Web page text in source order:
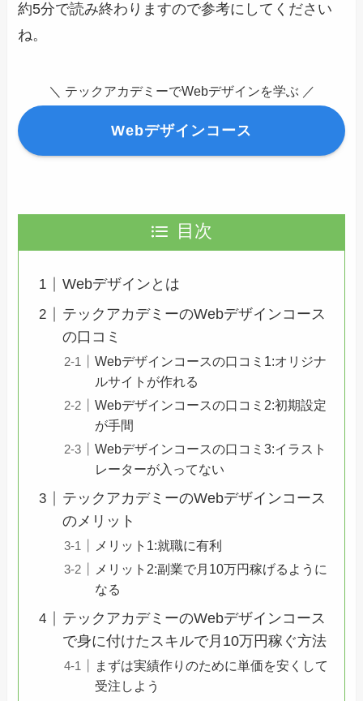
約5分で読み終わりますので参考にしてください
ね。
＼ テックアカデミーでWebデザインを学ぶ ／
Webデザインコース
目次
Webデザインとは
テックアカデミーのWebデザインコース
の口コミ
Webデザインコースの口コミ1:オリジナ
ルサイトが作れる
Webデザインコースの口コミ2:初期設定
が手間
Webデザインコースの口コミ3:イラスト
レーターが入ってない
テックアカデミーのWebデザインコース
のメリット
メリット1:就職に有利
メリット2:副業で月10万円稼げるように
なる
テックアカデミーのWebデザインコース
で身に付けたスキルで月10万円稼ぐ方法
まずは実績作りのために単価を安くして
受注しよう